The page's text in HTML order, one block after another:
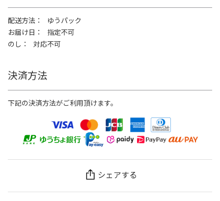
配送方法
ゆうパック
お届け日
指定不可
のし
対応不可
決済方法
下記の決済方法がご利用頂けます。
シェアする